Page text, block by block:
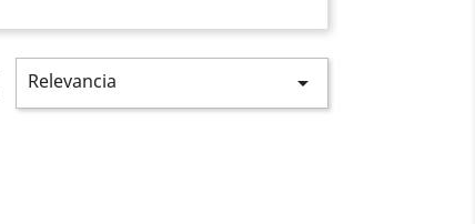
Relevancia 